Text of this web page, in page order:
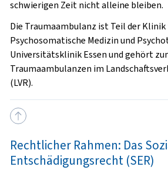
schwierigen Zeit nicht alleine bleiben.
Die Traumaambulanz ist Teil der
Psychosomatische Medizin und
Universitätsklinik Essen und gehört
Traumaambulanzen im
(LVR).
Rechtlicher Rahmen: Das
Entschädigungsrecht (SER)